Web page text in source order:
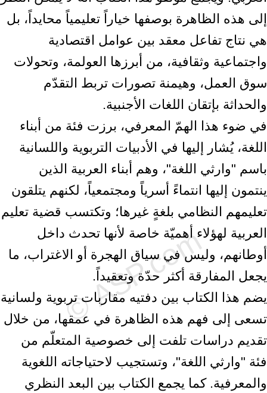
إلى هذه الظاهرة بوصفها خياراً تعليمياً محايداً، بل
هي نتاج تفاعل معقد بين عوامل اقتصادية
واجتماعية وثقافية، من أبرزها العولمة، وتحولات
سوق العمل، وهيمنة تصورات تربط التقدّم
والحداثة بإتقان اللغات الأجنبية.
في ضوء هذا الهمّ المعرفي، برزت فئة من أبناء
اللغة، يُشار إليها في الأدبيات التربوية واللسانية
باسم "وارثي اللغة"، وهم أبناء العربية الذين
ينتمون إليها انتماءً أسرياً ومجتمعياً، لكنهم يتلقون
تعليمهم النظامي بلغةٍ غيرها؛ وتكتسب قضية تعليم
العربية لهؤلاء أهميّة خاصة لأنها تحدث داخل
أوطانهم، وليس في سياق الهجرة أو الاغتراب، ما
يجعل المفارقة أكثر حدّة وتعقيداً.
يضم هذا الكتاب بين دفتيه مقاربات تربوية ولسانية
تسعى إلى فهم هذه الظاهرة في عمقها، من خلال
تقديم دراسات تلفت إلى خصوصية المتعلّم من
فئة "وارثي اللغة"، وتستجيب لاحتياجاته اللغوية
والمعرفية. كما يجمع الكتاب بين البعد النظري